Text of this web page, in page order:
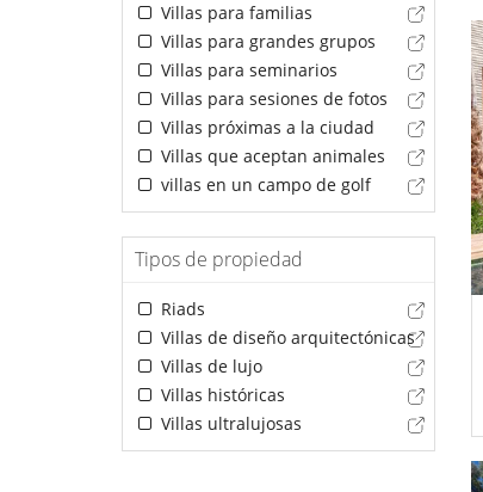
Villas para familias
Villas para grandes grupos
Villas para seminarios
Villas para sesiones de fotos
Villas próximas a la ciudad
Villas que aceptan animales
villas en un campo de golf
Tipos de propiedad
Riads
Villas de diseño arquitectónicas
Villas de lujo
Villas históricas
Villas ultralujosas